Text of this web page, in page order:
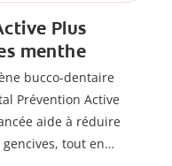
Plus
menthe
bucco-dentaire
Prévention Active
aide à réduire
tout en